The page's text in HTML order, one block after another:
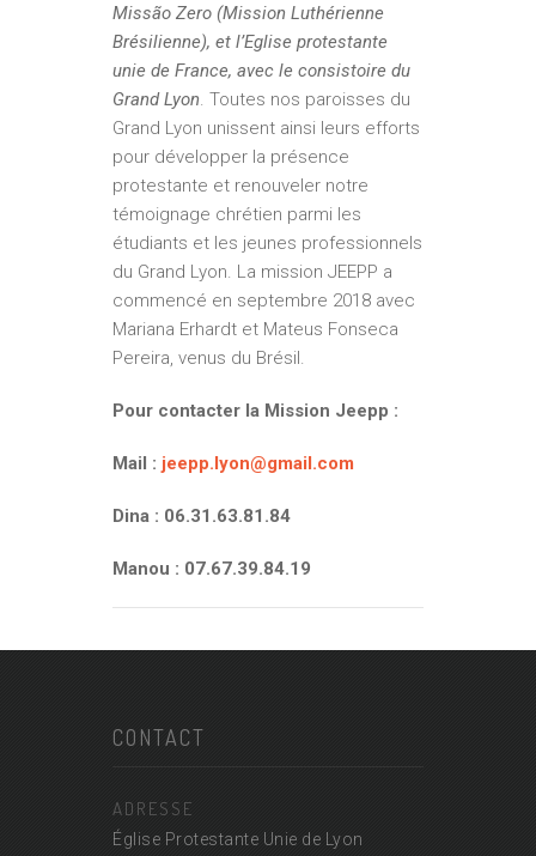
Missão Zero (Mission Luthérienne
Brésilienne), et l’Eglise protestante
unie de France, avec le consistoire du
Grand Lyon. Toutes nos paroisses du
Grand Lyon unissent ainsi leurs efforts
pour développer la présence
protestante et renouveler notre
témoignage chrétien parmi les
étudiants et les jeunes professionnels
du Grand Lyon. La mission JEEPP a
commencé en septembre 2018 avec
Mariana Erhardt et Mateus Fonseca
Pereira, venus du Brésil.
Pour contacter la Mission Jeepp :
Mail : jeepp.lyon@gmail.com
Dina : 06.31.63.81.84
Manou : 07.67.39.84.19
CONTACT
ADRESSE
Église Protestante Unie de Lyon